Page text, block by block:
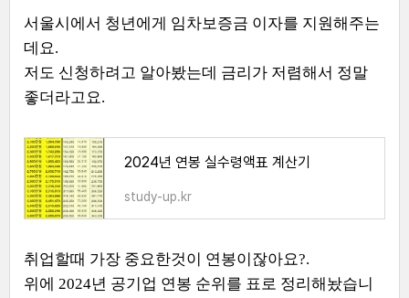
서울시에서 청년에게 임차보증금 이자를 지원해주는
데요.
저도 신청하려고 알아봤는데 금리가 저렴해서 정말
좋더라고요.
2024년 연봉 실수령액표 계산기
study-up.kr
취업할때 가장 중요한것이 연봉이잖아요?.
위에 2024년 공기업 연봉 순위를 표로 정리해놨습니